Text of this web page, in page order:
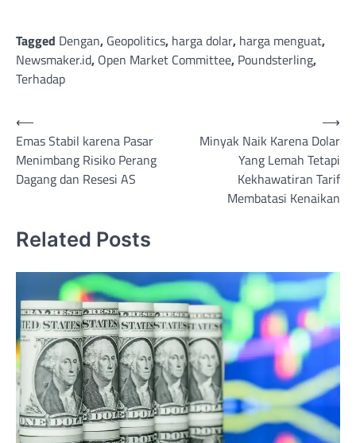
Tagged Dengan, Geopolitics, harga dolar, harga menguat,
Newsmaker.id, Open Market Committee, Poundsterling,
Terhadap
Post
navigation
⟵
Emas Stabil karena Pasar
Menimbang Risiko Perang
Dagang dan Resesi AS
Minyak Naik Karena Dolar
Yang Lemah Tetapi
Kekhawatiran Tarif
Membatasi Kenaikan
⟶
Related Posts